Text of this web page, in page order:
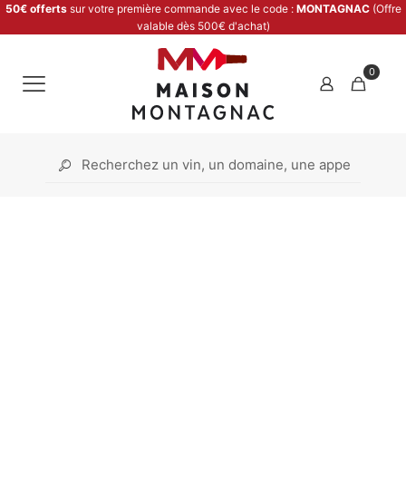
50€ offertssur votre première commande avec le code : MONTAGNAC (Offre
valable dès 500€ d'achat)
0